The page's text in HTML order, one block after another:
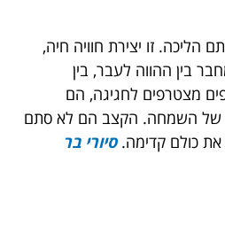
הליכה. זו יצירת חוויה חיה,
בין ההווה לעבר, בין
מצטרפים לחגיגה, הם
של השמחה. הקצב הם לא סתם
את כולם קדימה.סיורי בר